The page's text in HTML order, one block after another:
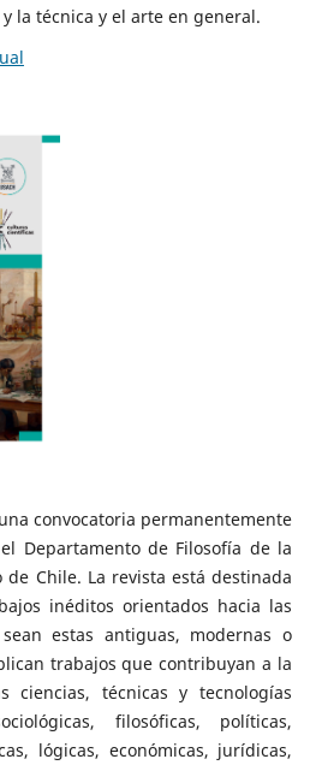
la técnica y el arte en general.
convocatoria permanentemente
Departamento de Filosofía de la
de Chile. La revista está destinada
inéditos orientados hacia las
estas antiguas, modernas o
trabajos que contribuyan a la
ciencias, técnicas y tecnologías
filosóficas, políticas,
lógicas, económicas, jurídicas,